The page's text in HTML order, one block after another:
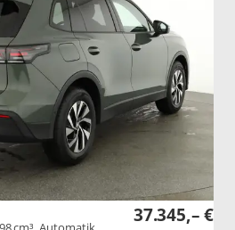
37.345,– €